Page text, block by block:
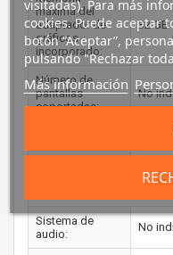
máxima del
adaptador de
gráficos
incorporado:
32 GB
Número de
pantallas
soportadas:
No
Sistema de
audio:
No
visitadas). Para más
cookies. Puede aceptar
botón “Aceptar”,
pulsando "Rechazar
Más información